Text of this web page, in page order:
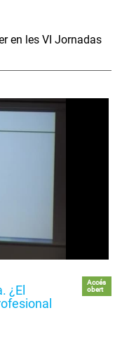
en les VI Jornadas
¿El
Accés
obert